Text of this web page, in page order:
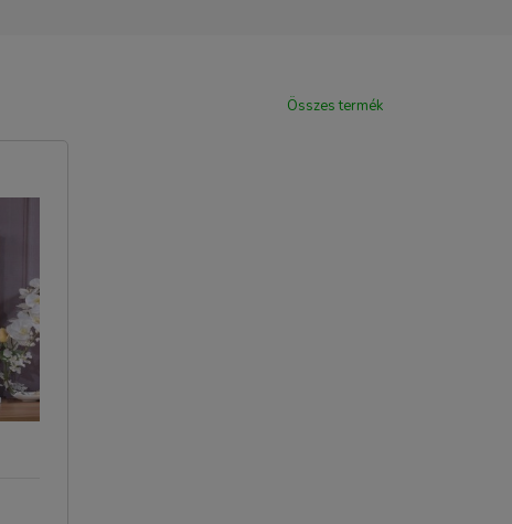
Összes termék